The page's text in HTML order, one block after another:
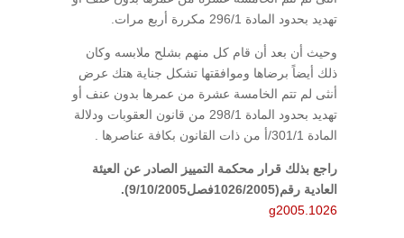
تهديد بحدود المادة 296/1 مكررة أربع مرات.
وحيث أن بعد أن قام كل منهم بشلح ملابسه وكان
ذلك أيضاً برضاها وموافقتها تشكل جناية هتك عرض
أنثى لم تتم الخامسة عشرة من عمرها بدون عنف أو
تهديد بحدود المادة 298/1 من قانون العقوبات ودلالة
المادة 301/1/أ من ذات القانون بكافة عناصرها .
راجع بذلك قرار محكمة التمييز الصادر عن العيئة
العادية رقم(1026/2005فصل9/10/2005).
g2005.1026